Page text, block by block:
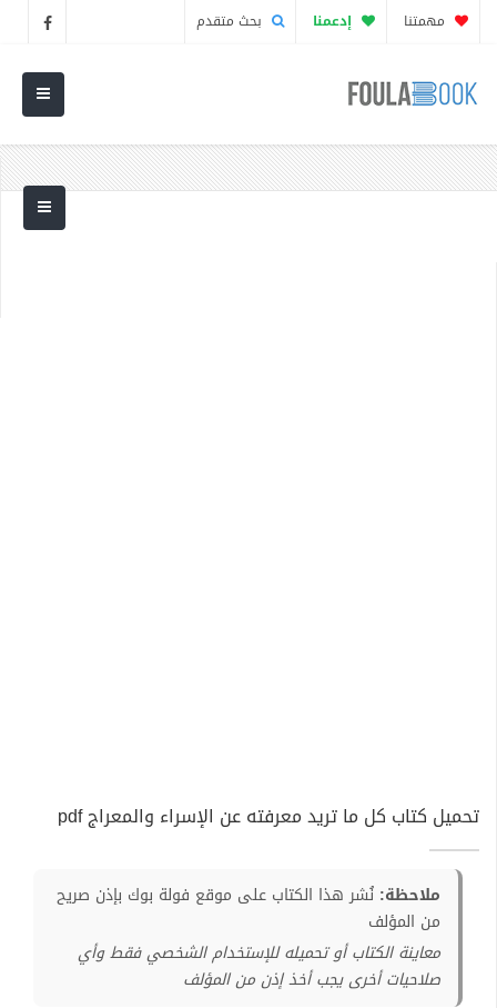
مهمتنا إدعمنا بحث متقدم
تحميل كتاب كل ما تريد معرفته عن الإسراء والمعراج pdf
ملاحظة: نُشر هذا الكتاب على موقع فولة بوك بإذن صريح
من المؤلف
معاينة الكتاب أو تحميله للإستخدام الشخصي فقط وأي
صلاحيات أخرى يجب أخذ إذن من المؤلف